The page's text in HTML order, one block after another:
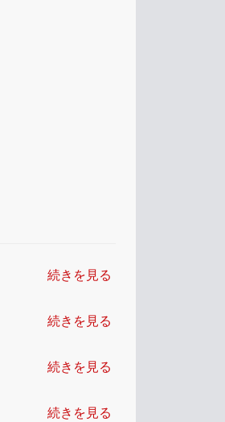
続きを見る
続きを見る
続きを見る
続きを見る